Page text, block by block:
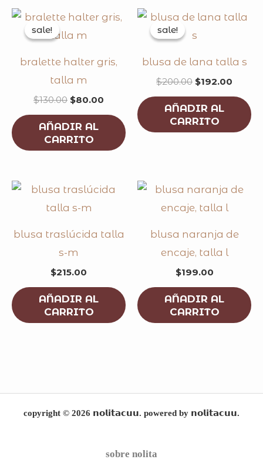
sale!
sale!
bralette halter gris,
talla m
$130.00
original
price
was:
$80.00
current
price
AÑADIR AL
CARRITO
sale!
sale!
blusa de lana talla s
$200.00
original
price
was:
$192.00
price
AÑADIR AL
CARRITO
blusa traslúcida talla
s-m
$215.00
AÑADIR AL
CARRITO
blusa naranja de
encaje, talla l
$199.00
AÑADIR AL
CARRITO
copyright © 2026 𝗻𝗼𝗹𝗶𝘁𝗮𝗰𝘂𝘂. powered by 𝗻𝗼𝗹𝗶𝘁𝗮𝗰𝘂𝘂.
sobre nolita